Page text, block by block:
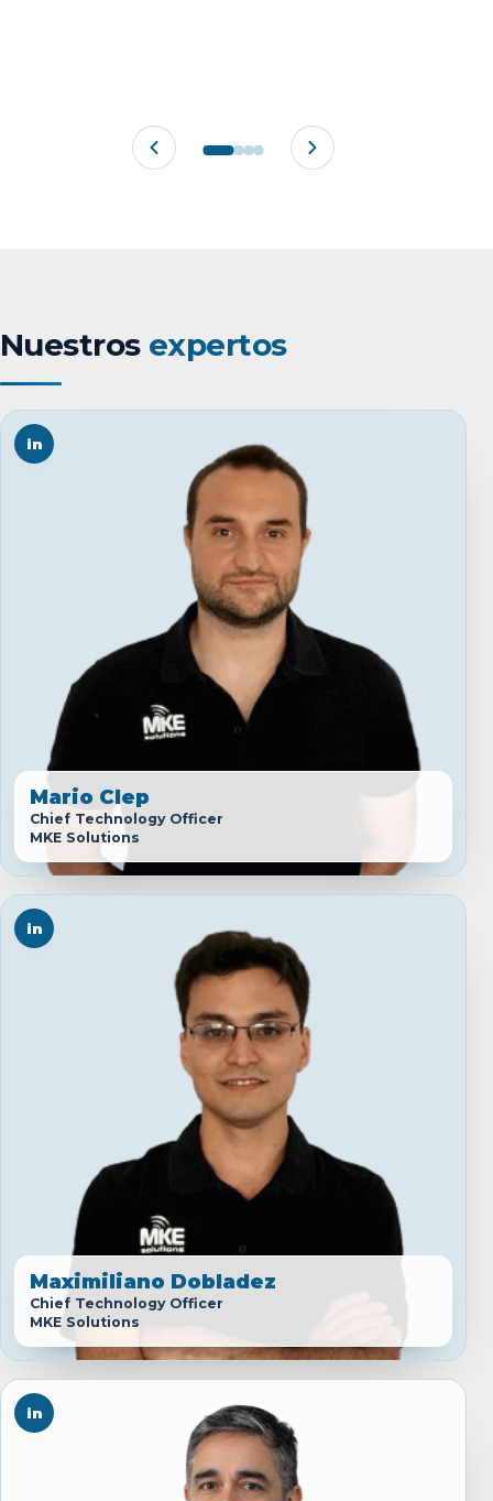
Nuestros expertos
in
Mario Clep
Chief Technology Officer
MKE Solutions
in
Maximiliano Dobladez
Chief Technology Officer
MKE Solutions
in